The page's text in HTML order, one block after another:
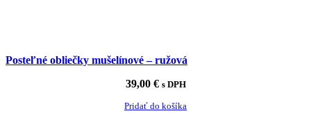
Posteľné obliečky mušelínové – ružová
39,00 € s DPH
Pridať do košíka